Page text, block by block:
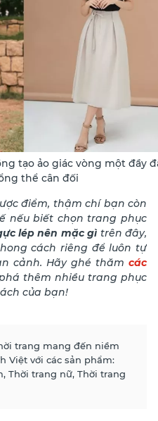
tạo ảo giác vòng một đầy
thể cân đối
điểm, thậm chí bạn còn
nếu biết chọn trang phục
lép nên mặc gì trên đây,
cách riêng để luôn tự
cảnh. Hãy ghé thăm các
thêm nhiều trang phục
của bạn!
trang mang đến niềm
Việt với các sản phẩm:
Thời trang nữ, Thời trang